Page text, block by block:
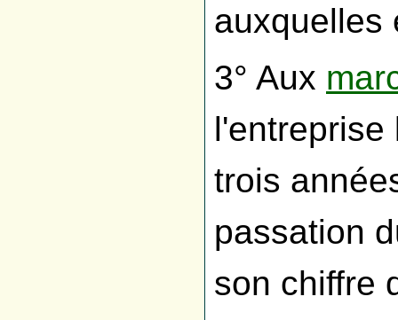
auxquelles
3° Aux
l'entreprise
trois
passation
son chiffre